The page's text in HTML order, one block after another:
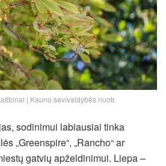
| Kauno savivaldybės nuotr.
sodinimui labiausiai tinka
„Greenspire“, „Rancho“ ar
gatvių apželdinimui. Liepa –